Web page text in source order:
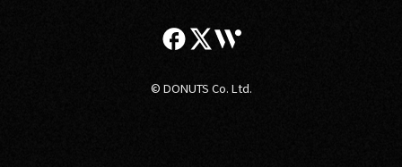
© DONUTS Co. Ltd.